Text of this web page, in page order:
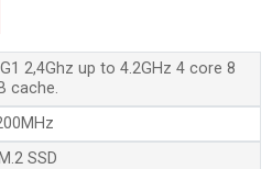
2,4Ghz up to 4.2GHz 4 core 8
cache.
SSD